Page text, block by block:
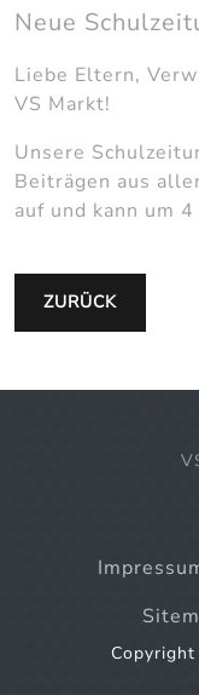
Neue
Liebe Eltern,
VS Markt!
Unsere
Beiträgen aus
auf und kann um
ZURÜCK
Copyright